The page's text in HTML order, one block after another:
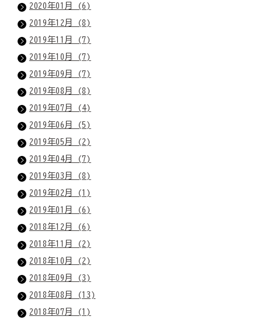
2020年01月 (6)
2019年12月 (8)
2019年11月 (7)
2019年10月 (7)
2019年09月 (7)
2019年08月 (8)
2019年07月 (4)
2019年06月 (5)
2019年05月 (2)
2019年04月 (7)
2019年03月 (8)
2019年02月 (1)
2019年01月 (6)
2018年12月 (6)
2018年11月 (2)
2018年10月 (2)
2018年09月 (3)
2018年08月 (13)
2018年07月 (1)